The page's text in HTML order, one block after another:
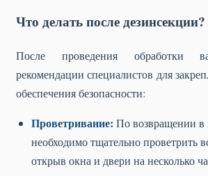
Что делать после дезинсекции?
После проведения обработки
рекомендации специалистов для
обеспечения безопасности:
Проветривание: По возвращении
необходимо тщательно проветрить
открыв окна и двери на несколько